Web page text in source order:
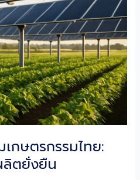
เกษตรกรรมไทย:
ตยั่งยืน